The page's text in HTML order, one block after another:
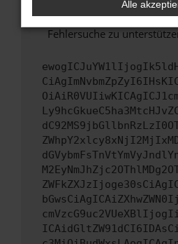
uns diesen Text schicken,
Fehlersuche zu
Alle